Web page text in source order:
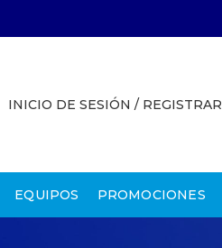
INICIO DE SESIÓN /
EQUIPOS PROMOCIONES